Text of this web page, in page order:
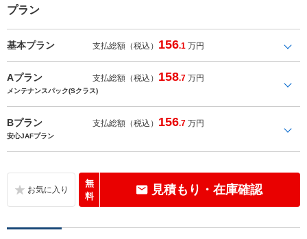
プラン
基本プラン 支払総額（税込） 156.1 万円
Aプラン 支払総額（税込） 158.7 万円
メンテナンスパック(Sクラス)
Bプラン 支払総額（税込） 156.7 万円
安心JAFプラン
無
料
見積もり・在庫確認